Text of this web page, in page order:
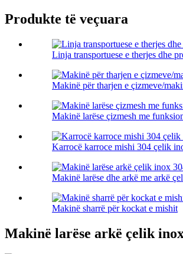
Produkte të veçuara
Linja transportuese e therjes dhe
Makinë për tharjen e çizmeve/
Makinë larëse çizmesh me
Karrocë karroce mishi 304 çelik
Makinë larëse dhe arkë me arkë
Makinë sharrë për kockat e mishit
Makinë larëse arkë çelik